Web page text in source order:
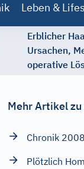
Leben &
Erblicher
Ursachen,
operative
Mehr Artikel
Chronik
Plötzlich